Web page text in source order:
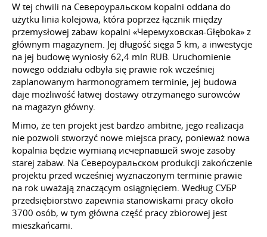
W tej chwili na Североуральском kopalni oddana do
użytku linia kolejowa, która poprzez łącznik między
przemysłowej zabaw kopalni «Черемуховская-Głęboka» z
głównym magazynem. Jej długość sięga 5 km, a inwestycje
na jej budowę wyniosły 62,4 mln RUB. Uruchomienie
nowego oddziału odbyła się prawie rok wcześniej
zaplanowanym harmonogramem terminie, jej budowa
daje możliwość łatwej dostawy otrzymanego surowców
na magazyn główny.
Mimo, że ten projekt jest bardzo ambitne, jego realizacja
nie pozwoli stworzyć nowe miejsca pracy, ponieważ nowa
kopalnia będzie wymianą исчерпавшей swoje zasoby
starej zabaw. Na Североуральском produkcji zakończenie
projektu przed wcześniej wyznaczonym terminie prawie
na rok uważają znaczącym osiągnięciem. Według СУБР
przedsiębiorstwo zapewnia stanowiskami pracy około
3700 osób, w tym główna część pracy zbiorowej jest
mieszkańcami.